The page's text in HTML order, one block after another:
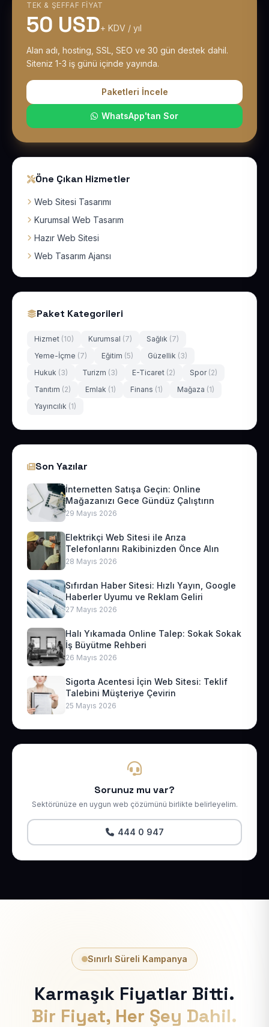
TEK & ŞEFFAF FIYAT
50 USD+ KDV / yıl
Alan adı, hosting, SSL, SEO ve 30 gün destek dahil.
Siteniz 1-3 iş günü içinde yayında.
Paketleri İncele
WhatsApp'tan Sor
Öne Çıkan Hizmetler
Web Sitesi Tasarımı
Kurumsal Web Tasarım
Hazır Web Sitesi
Web Tasarım Ajansı
Paket Kategorileri
Hizmet (10) Kurumsal (7) Sağlık (7)
Yeme-İçme (7) Eğitim (5) Güzellik (3)
Hukuk (3) Turizm (3) E-Ticaret (2) Spor (2)
Tanıtım (2) Emlak (1) Finans (1) Mağaza (1)
Yayıncılık (1)
Son Yazılar
İnternetten Satışa Geçin: Online
Mağazanızı Gece Gündüz Çalıştırın
29 Mayıs 2026
Elektrikçi Web Sitesi ile Arıza
Telefonlarını Rakibinizden Önce Alın
28 Mayıs 2026
Sıfırdan Haber Sitesi: Hızlı Yayın, Google
Haberler Uyumu ve Reklam Geliri
27 Mayıs 2026
Halı Yıkamada Online Talep: Sokak Sokak
İş Büyütme Rehberi
26 Mayıs 2026
Sigorta Acentesi İçin Web Sitesi: Teklif
Talebini Müşteriye Çevirin
25 Mayıs 2026
Sorunuz mu var?
Sektörünüze en uygun web çözümünü birlikte belirleyelim.
444 0 947
Sınırlı Süreli Kampanya
Karmaşık Fiyatlar Bitti.
Bir Fiyat, Her Şey Dahil.